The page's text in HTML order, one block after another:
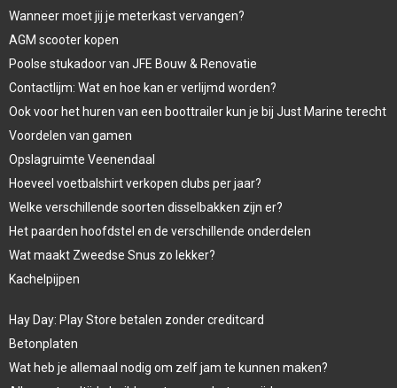
Wanneer moet jij je meterkast vervangen?
AGM scooter kopen
Poolse stukadoor van JFE Bouw & Renovatie
Contactlijm: Wat en hoe kan er verlijmd worden?
Ook voor het huren van een boottrailer kun je bij Just Marine terecht
Voordelen van gamen
Opslagruimte Veenendaal
Hoeveel voetbalshirt verkopen clubs per jaar?
Welke verschillende soorten disselbakken zijn er?
Het paarden hoofdstel en de verschillende onderdelen
Wat maakt Zweedse Snus zo lekker?
Kachelpijpen
Hay Day: Play Store betalen zonder creditcard
Betonplaten
Wat heb je allemaal nodig om zelf jam te kunnen maken?